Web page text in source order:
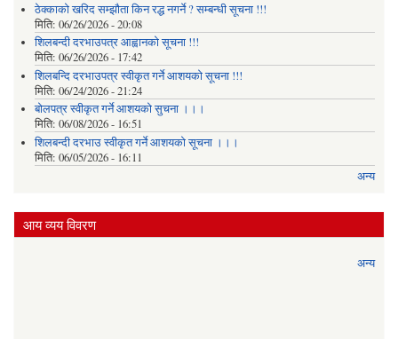
ठेक्काको खरिद सम्झौता किन रद्ध नगर्ने ? सम्बन्धी सूचना !!!
मिति: 06/26/2026 - 20:08
शिलबन्दी दरभाउपत्र आह्वानको सूचना !!!
मिति: 06/26/2026 - 17:42
शिलबन्दि दरभाउपत्र स्वीकृत गर्ने आशयकाे सूचना !!!
मिति: 06/24/2026 - 21:24
बोलपत्र स्वीकृत गर्ने आशयको सुचना ।।।
मिति: 06/08/2026 - 16:51
शिलबन्दी दरभाउ स्वीकृत गर्ने आशयको सूचना ।।।
मिति: 06/05/2026 - 16:11
अन्य
आय व्यय विवरण
अन्य